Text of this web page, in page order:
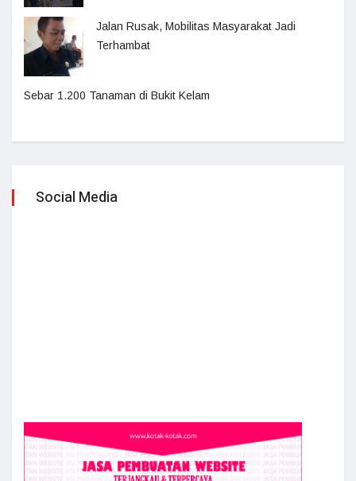
Jalan Rusak, Mobilitas Masyarakat Jadi
Terhambat
Sebar 1.200 Tanaman di Bukit Kelam
Social Media